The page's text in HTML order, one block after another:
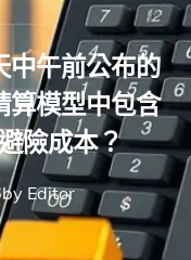
中午前公布的
算模型中包含
險成本？
by Editor